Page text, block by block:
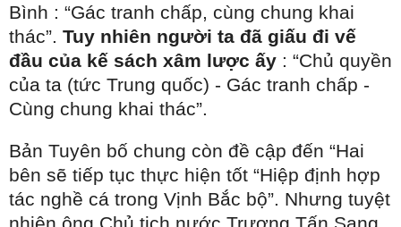
Bình : “Gác tranh chấp, cùng chung khai
thác”. Tuy nhiên người ta đã giấu đi vế
đầu của kế sách xâm lược ấy : “Chủ quyền
của ta (tức Trung quốc) - Gác tranh chấp -
Cùng chung khai thác”.
Bản Tuyên bố chung còn đề cập đến “Hai
bên sẽ tiếp tục thực hiện tốt “Hiệp định hợp
tác nghề cá trong Vịnh Bắc bộ”. Nhưng tuyệt